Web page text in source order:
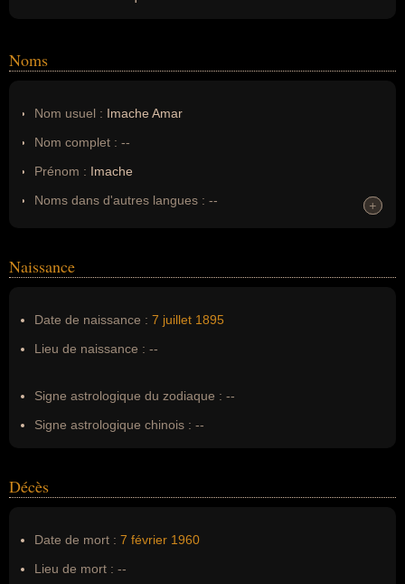
Noms
Nom usuel : Imache Amar
Nom complet : --
Prénom : Imache
Noms dans d'autres langues : --
Nom de famille :Amar
+
+
Naissance
Date de naissance : 7 juillet 1895
Lieu de naissance : --
Signe astrologique du zodiaque : --
Signe astrologique chinois : --
Décès
Date de mort : 7 février 1960
Lieu de mort : --